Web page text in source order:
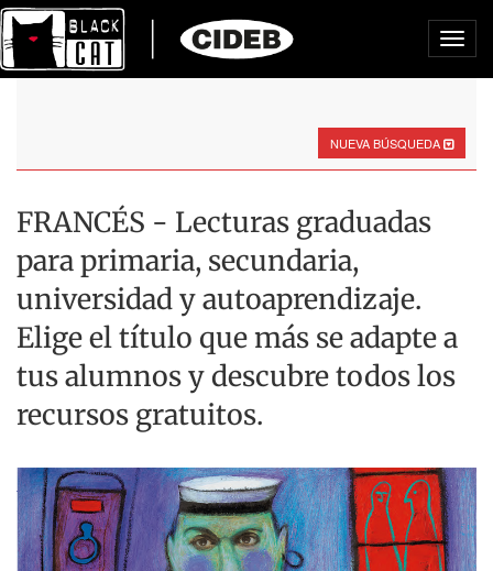
NUEVA BÚSQUEDA
FRANCÉS - Lecturas graduadas
para primaria, secundaria,
universidad y autoaprendizaje.
Elige el título que más se adapte a
tus alumnos y descubre todos los
recursos gratuitos.